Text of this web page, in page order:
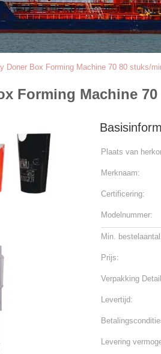
Doner Box Forming Machine 70 80 stuks/
Forming Machine
Plaats van
Merknaam:
Certificering:
Modelnummer:
Min.
Prijs:
Verpakking
Levertijd:
Levering